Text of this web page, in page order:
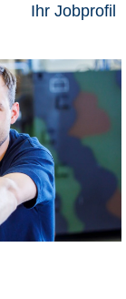
Ihr Jobprofil